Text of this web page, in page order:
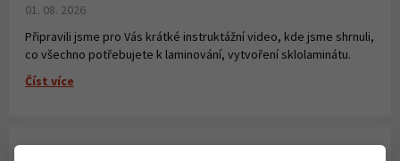
01. 08. 2026
Připravili jsme pro Vás krátké instruktážní video, kde jsme shrnuli,
co všechno potřebujete k laminování, vytvoření sklolaminátu.
Číst více